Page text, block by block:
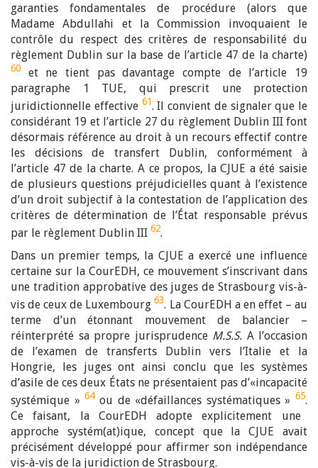
garanties fondamentales de procédure (alors que
Madame Abdullahi et la Commission invoquaient le
contrôle du respect des critères de responsabilité du
règlement Dublin sur la base de l’article 47 de la charte)
60 et ne tient pas davantage compte de l’article 19
paragraphe 1 TUE, qui prescrit une protection
juridictionnelle effective 61. Il convient de signaler que le
considérant 19 et l’article 27 du règlement Dublin III font
désormais référence au droit à un recours effectif contre
les décisions de transfert Dublin, conformément à
l’article 47 de la charte. A ce propos, la CJUE a été saisie
de plusieurs questions préjudicielles quant à l’existence
d’un droit subjectif à la contestation de l’application des
critères de détermination de l’État responsable prévus
par le règlement Dublin III 62.
Dans un premier temps, la CJUE a exercé une influence
certaine sur la CourEDH, ce mouvement s’inscrivant dans
une tradition approbative des juges de Strasbourg vis-à-
vis de ceux de Luxembourg63. La CourEDH a en effet – au
terme d’un étonnant mouvement de balancier –
réinterprété sa propre jurisprudence M.S.S. A l’occasion
de l’examen de transferts Dublin vers l’Italie et la
Hongrie, les juges ont ainsi conclu que les systèmes
d’asile de ces deux États ne présentaient pas d’«incapacité
systémique »64ou de «défaillances systématiques » 65.
Ce faisant, la CourEDH adopte explicitement une
approche systém(at)ique, concept que la CJUE avait
précisément développé pour affirmer son indépendance
vis-à-vis de la juridiction de Strasbourg.